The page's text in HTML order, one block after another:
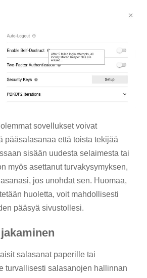
sovellukset voivat
pääsalasanaa että toista tekijää
sisään uudesta selaimesta tai
myös asettanut turvakysymyksen,
jos unohdat sen. Huomaa,
huoletta, voit mahdollisesti
pääsyä sivustollesi.
salasanat paperille tai
turvallisesti salasanojen hallinnan